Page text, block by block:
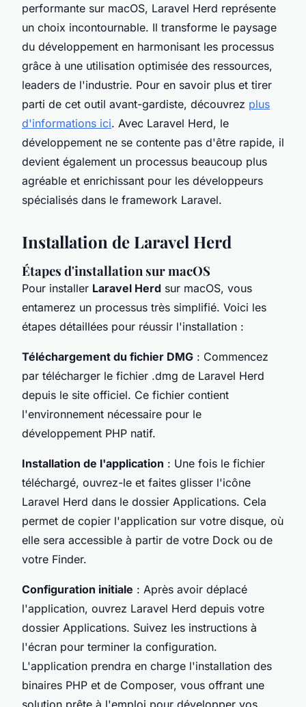
performante sur macOS, Laravel Herd représente
un choix incontournable. Il transforme le paysage
du développement en harmonisant les processus
grâce à une utilisation optimisée des ressources,
leaders de l'industrie. Pour en savoir plus et tirer
parti de cet outil avant-gardiste, découvrez plus
d'informations ici. Avec Laravel Herd, le
développement ne se contente pas d'être rapide, il
devient également un processus beaucoup plus
agréable et enrichissant pour les développeurs
spécialisés dans le framework Laravel.
Installation de Laravel Herd
Étapes d'installation sur macOS
Pour installer Laravel Herd sur macOS, vous
entamerez un processus très simplifié. Voici les
étapes détaillées pour réussir l'installation :
Téléchargement du fichier DMG : Commencez
par télécharger le fichier .dmg de Laravel Herd
depuis le site officiel. Ce fichier contient
l'environnement nécessaire pour le
développement PHP natif.
Installation de l'application : Une fois le fichier
téléchargé, ouvrez-le et faites glisser l'icône
Laravel Herd dans le dossier Applications. Cela
permet de copier l'application sur votre disque, où
elle sera accessible à partir de votre Dock ou de
votre Finder.
Configuration initiale : Après avoir déplacé
l'application, ouvrez Laravel Herd depuis votre
dossier Applications. Suivez les instructions à
l'écran pour terminer la configuration.
L'application prendra en charge l'installation des
binaires PHP et de Composer, vous offrant une
solution prête à l'emploi pour développer vos